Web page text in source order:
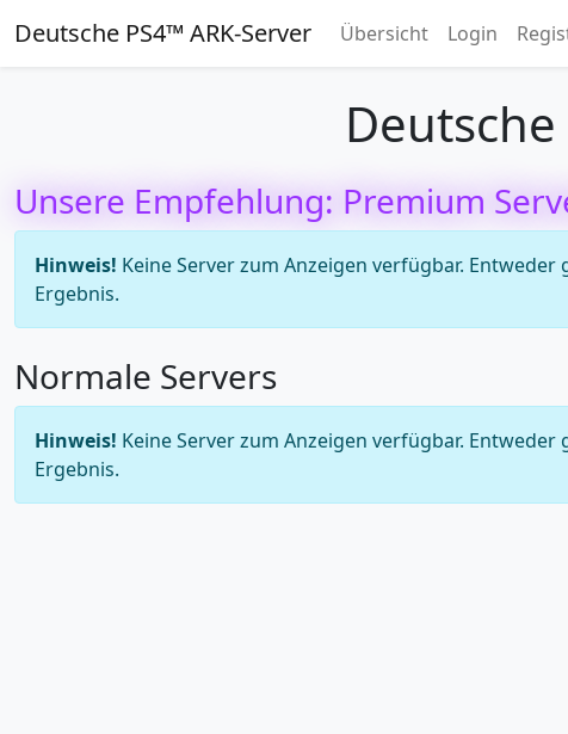
Deutsche PS4™ ARK-Server Übersicht Login
Deutsche
Unsere Empfehlung: Premium
Hinweis! Keine Server zum Anzeigen verfügbar.
Ergebnis.
Normale Servers
Hinweis! Keine Server zum Anzeigen verfügbar.
Ergebnis.